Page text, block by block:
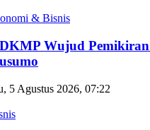
& Bisnis
Wujud Pemikiran
5 Agustus 2026, 07:22